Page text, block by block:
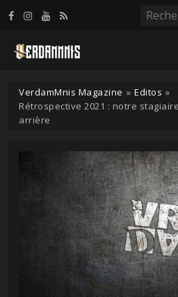
VerdamMnis Magazine » Editos »
Rétrospective 2021 : notre
arrière
Panneau de gestion des cookies